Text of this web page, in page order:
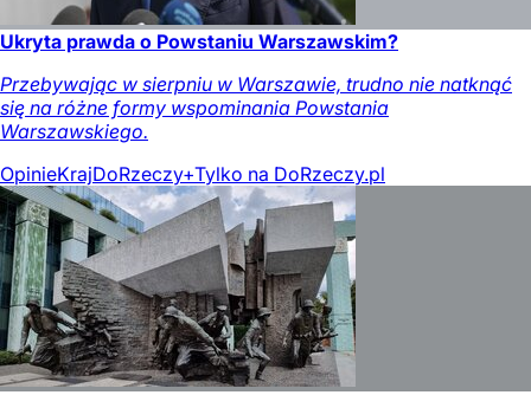
Ukryta prawda o Powstaniu Warszawskim?
Przebywając w sierpniu w Warszawie, trudno nie natknąć
się na różne formy wspominania Powstania
Warszawskiego.
OpinieKrajDoRzeczy+Tylko na DoRzeczy.pl